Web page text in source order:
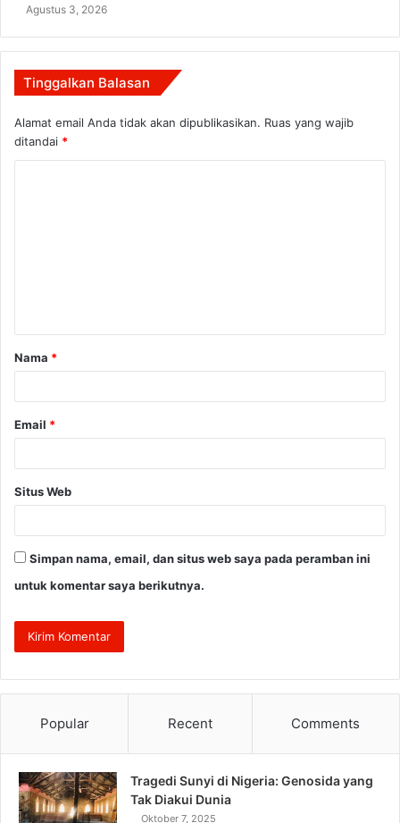
Agustus 3, 2026
Tinggalkan Balasan
Alamat email Anda tidak akan dipublikasikan. Ruas yang wajib
ditandai *
a
r
Nama *
Email *
Situs Web
Simpan nama, email, dan situs web saya pada peramban ini
untuk komentar saya berikutnya.
Popular Recent Comments
Tragedi Sunyi di Nigeria: Genosida yang
Tak Diakui Dunia
Oktober 7, 2025